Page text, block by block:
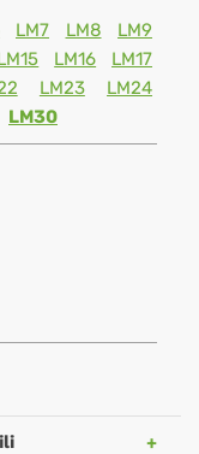
LM7 LM8
LM9
LM16
LM17
LM23
LM24
LM30